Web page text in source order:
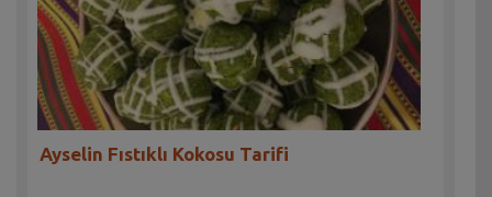
Ayselin Fıstıklı Kokosu Tarifi